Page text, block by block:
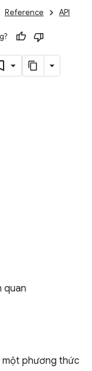
Reference API
quan
một phương thức